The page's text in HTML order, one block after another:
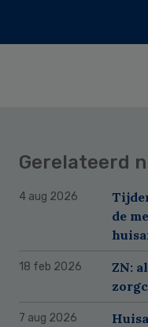
Gerelateerd
4 aug 2026
de
18 feb 2026
ZN:
7 aug 2026